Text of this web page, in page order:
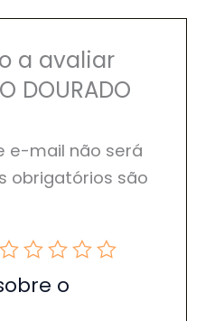
a avaliar
DOURADO
e-mail não será
obrigatórios são
o